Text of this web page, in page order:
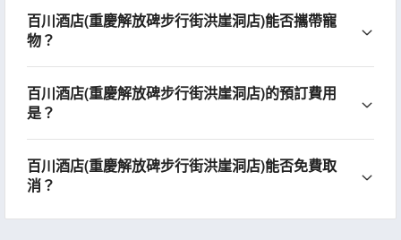
百川酒店(重慶解放碑步行街洪崖洞店)能否攜帶寵
物？
百川酒店(重慶解放碑步行街洪崖洞店)的預訂費用
是？
百川酒店(重慶解放碑步行街洪崖洞店)能否免費取
消？